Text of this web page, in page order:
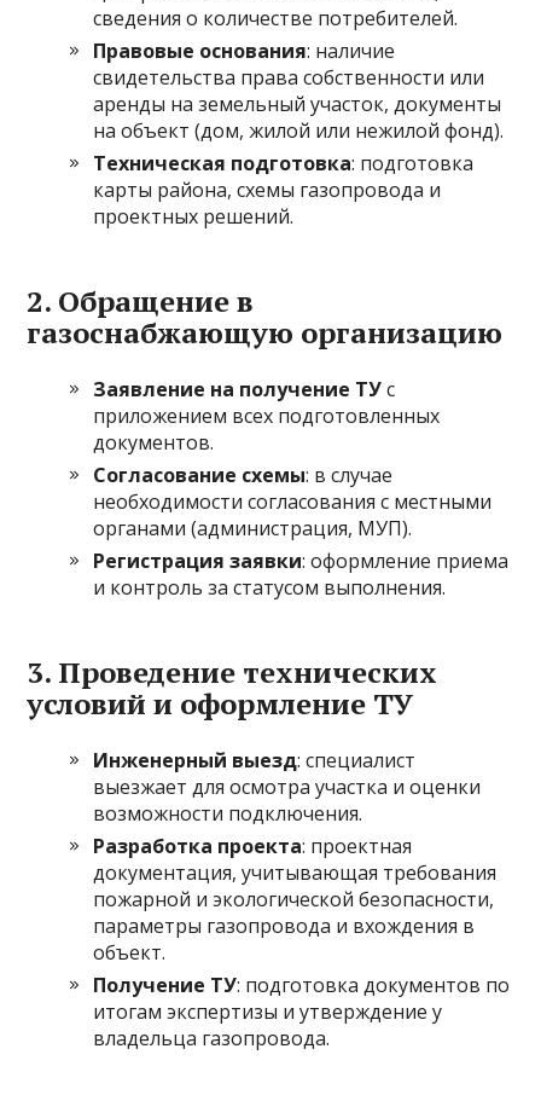
сведения о количестве потребителей.
Правовые основания: наличие
свидетельства права собственности или
аренды на земельный участок, документы
на объект (дом, жилой или нежилой фонд).
Техническая подготовка: подготовка
карты района, схемы газопровода и
проектных решений.
2. Обращение в
газоснабжающую организацию
Заявление на получение ТУс
приложением всех подготовленных
документов.
Согласование схемы: в случае
необходимости согласования с местными
органами (администрация, МУП).
Регистрация заявки: оформление приема
и контроль за статусом выполнения.
3. Проведение технических
условий и оформление ТУ
Инженерный выезд: специалист
выезжает для осмотра участка и оценки
возможности подключения.
Разработка проекта: проектная
документация, учитывающая требования
пожарной и экологической безопасности,
параметры газопровода и вхождения в
объект.
Получение ТУ: подготовка документов по
итогам экспертизы и утверждение у
владельца газопровода.